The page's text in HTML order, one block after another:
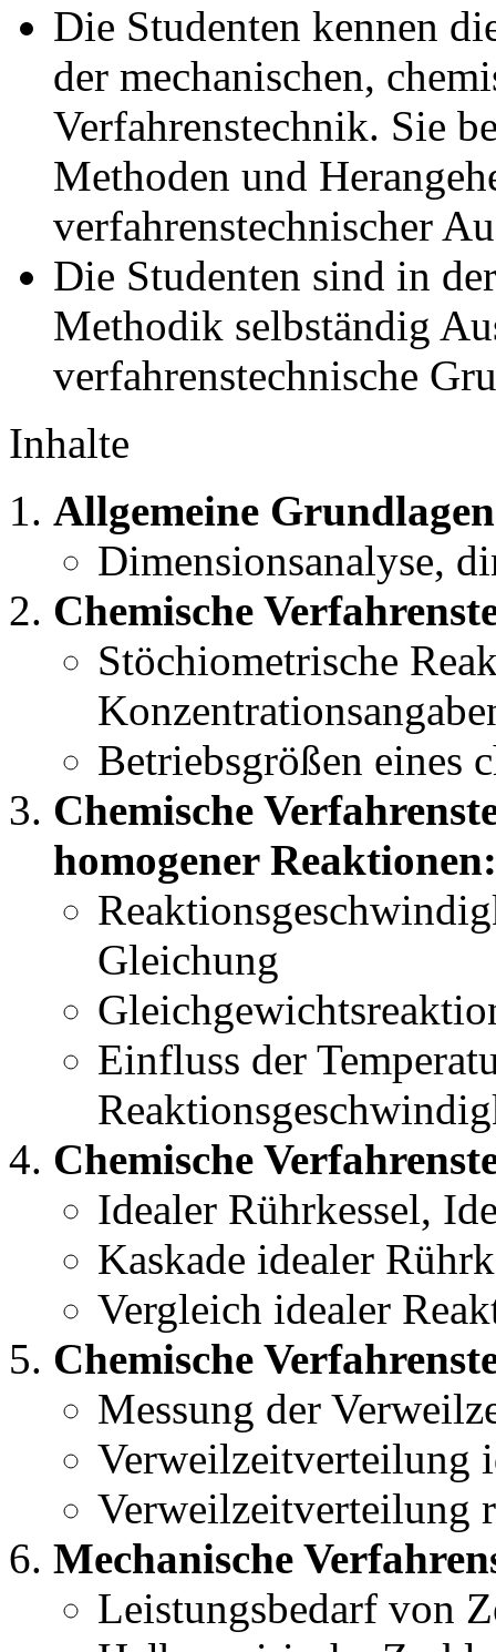
Die Studenten kennen
der mechanischen,
Verfahrenstechnik. Sie
Methoden und
verfahrenstechnischer
Die Studenten sind in
Methodik selbständig
verfahrenstechnische
Inhalte
Allgemeine Grundlagen
Dimensionsanalyse,
Chemische
Stöchiometrische
Betriebsgrößen eines
Chemische
homogener Reaktionen:
Gleichung
Einfluss der
Chemische
Idealer Rührkessel,
Kaskade idealer
Vergleich idealer
Chemische
Messung der
Verweilzeitverteilung
Verweilzeitverteilung
Mechanische
Leistungsbedarf von